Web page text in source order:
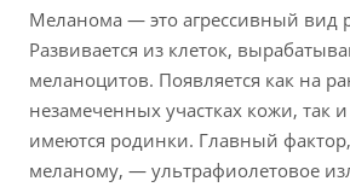
Меланома — это агрессивный вид
Развивается из клеток,
меланоцитов. Появляется как на
незамеченных участках кожи, так
имеются родинки. Главный
меланому, — ультрафиолетовое